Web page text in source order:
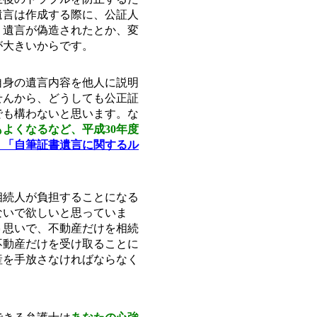
は作成する際に、公証人
言が偽造されたとか、変
きいからです。
の遺言内容を他人に説明
から、どうしても公正証
も構わないと思います。な
くなるなど、平成30年度
自筆証書遺言に関するル
人が負担することになる
で欲しいと思っていま
いで、不動産だけを相続
産だけを受け取ることに
手放さなければならなく